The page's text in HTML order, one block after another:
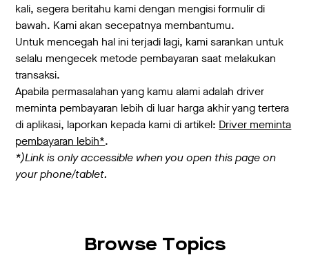
kali, segera beritahu kami dengan mengisi formulir di
bawah. Kami akan secepatnya membantumu.
Untuk mencegah hal ini terjadi lagi, kami sarankan untuk
selalu mengecek metode pembayaran saat melakukan
transaksi.
Apabila permasalahan yang kamu alami adalah driver
meminta pembayaran lebih di luar harga akhir yang tertera
di aplikasi, laporkan kepada kami di artikel: Driver meminta
pembayaran lebih*.
*)Link is only accessible when you open this page on
your phone/tablet.
Browse Topics